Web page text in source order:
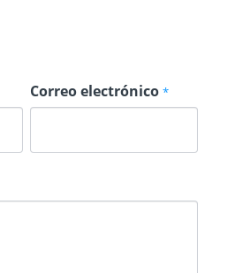
Correo electrónico *